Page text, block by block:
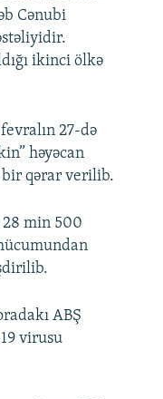
Cənubi
ikinci ölkə
27-də
həyəcan
bir qərar verilib.
28 min 500
ABŞ
virusu